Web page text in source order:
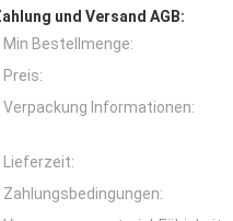
und Versand AGB:
Min Bestellmenge:
Preis:
Verpackung Informationen:
Lieferzeit:
Zahlungsbedingungen: